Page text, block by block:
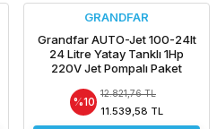
GRANDFAR
Grandfar AUTO-Jet 100-24lt
24 Litre Yatay Tanklı 1Hp
220V Jet Pompalı Paket
%10
12.821,76 TL
11.539,58 TL